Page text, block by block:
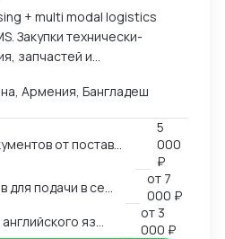
+ multi modal logistics
Закупки технически-
запчастей и
Армения, Бангладеш
Подготовка пакета документов от поставщика на EXW, FCA, CIP
5
000
₽
от 7
000 ₽
от 3
000 ₽